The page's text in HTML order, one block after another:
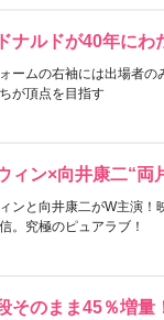
ナルドが40年にわ
ームの右袖には出場者
が頂点を目指す
ィン×向井康二“両
ンと向井康二がW主演！
。究極のピュアラブ！
そのまま45％増量